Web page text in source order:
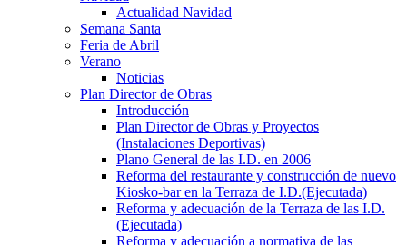
Actualidad Navidad
Semana Santa
Feria de Abril
Verano
Noticias
Plan Director de Obras
Introducción
Plan Director de Obras y Proyectos
(Instalaciones Deportivas)
Plano General de las I.D. en 2006
Reforma del restaurante y construcción de nuevo
Kiosko-bar en la Terraza de I.D.(Ejecutada)
Reforma y adecuación de la Terraza de las I.D.
(Ejecutada)
Reforma y adecuación a normativa de las